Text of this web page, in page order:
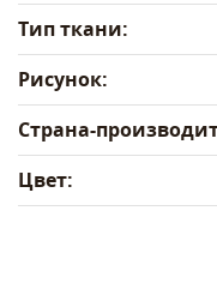
Тип ткани:
Рисунок:
Страна-
Цвет: